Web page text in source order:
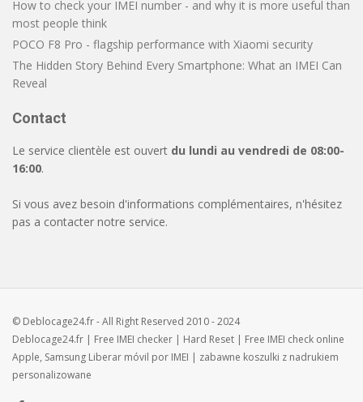
How to check your IMEI number - and why it is more useful than
most people think
POCO F8 Pro - flagship performance with Xiaomi security
The Hidden Story Behind Every Smartphone: What an IMEI Can
Reveal
Contact
Le service clientèle est ouvert du lundi au vendredi de 08:00-
16:00.
Si vous avez besoin d'informations complémentaires, n'hésitez
pas a contacter notre service.
© Deblocage24.fr - All Right Reserved 2010 - 2024
Deblocage24.fr | Free IMEI checker | Hard Reset | Free IMEI check online
Apple, Samsung Liberar móvil por IMEI | zabawne koszulki z nadrukiem
personalizowane